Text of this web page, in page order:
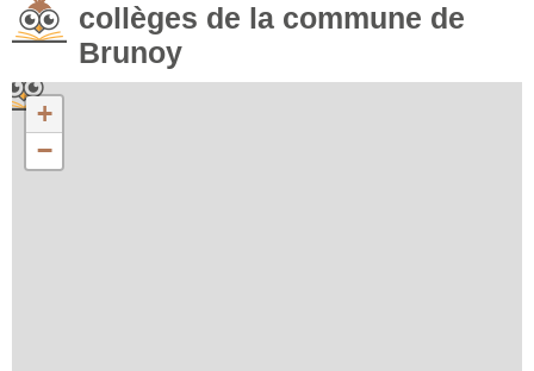
collèges de la commune de
Brunoy
+
−